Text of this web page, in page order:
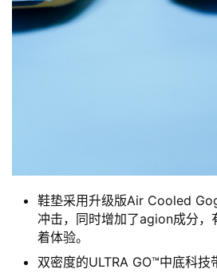
鞋垫采用升级版Air Cooled
冲击，同时增加了agion成分，
着体验。
双密度的ULTRA GO™中底科技